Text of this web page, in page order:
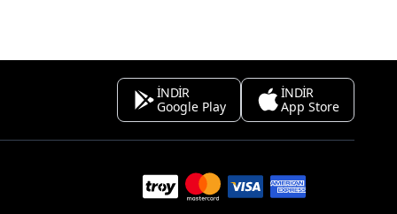
İNDİR
Google Play
İNDİR
App Store